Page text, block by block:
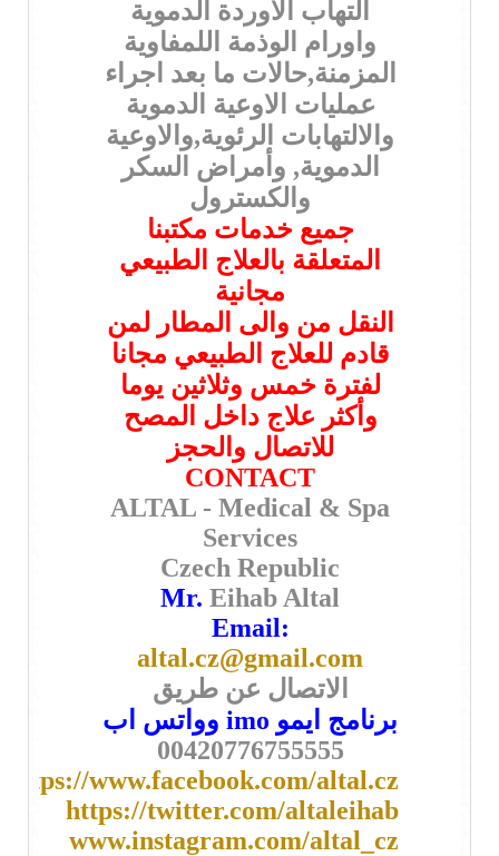
التهاب الاوردة الدموية
واورام الوذمة اللمفاوية
المزمنة,حالات ما بعد اجراء
عمليات الاوعية الدموية
والالتهابات الرئوية,والاوعية
الدموية, وأمراض السكر
والكسترول
جميع خدمات مكتبنا
المتعلقة بالعلاج الطبيعي
مجانية
النقل من والى المطار لمن
قادم للعلاج الطبيعي مجانا
لفترة خمس وثلاثين يوما
وأكثر علاج داخل المصح
للاتصال والحجز
CONTACT
ALTAL - Medical & Spa
Services
Czech Republic
Mr. Eihab Altal
Email:
altal.cz@gmail.com
الاتصال عن طريق
برنامج ايمو imo وواتس اب
00420776755555
https://www.facebook.com/altal.cz
https://twitter.com/altaleihab
www.instagram.com/altal_cz